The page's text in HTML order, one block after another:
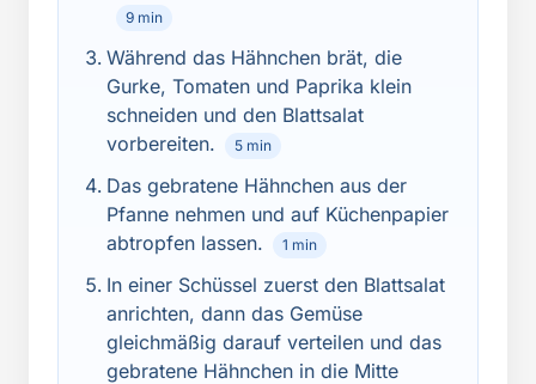
9 min
Während das Hähnchen brät, die
Gurke, Tomaten und Paprika klein
schneiden und den Blattsalat
vorbereiten.
5 min
Das gebratene Hähnchen aus der
Pfanne nehmen und auf Küchenpapier
abtropfen lassen.
1 min
In einer Schüssel zuerst den Blattsalat
anrichten, dann das Gemüse
gleichmäßig darauf verteilen und das
gebratene Hähnchen in die Mitte